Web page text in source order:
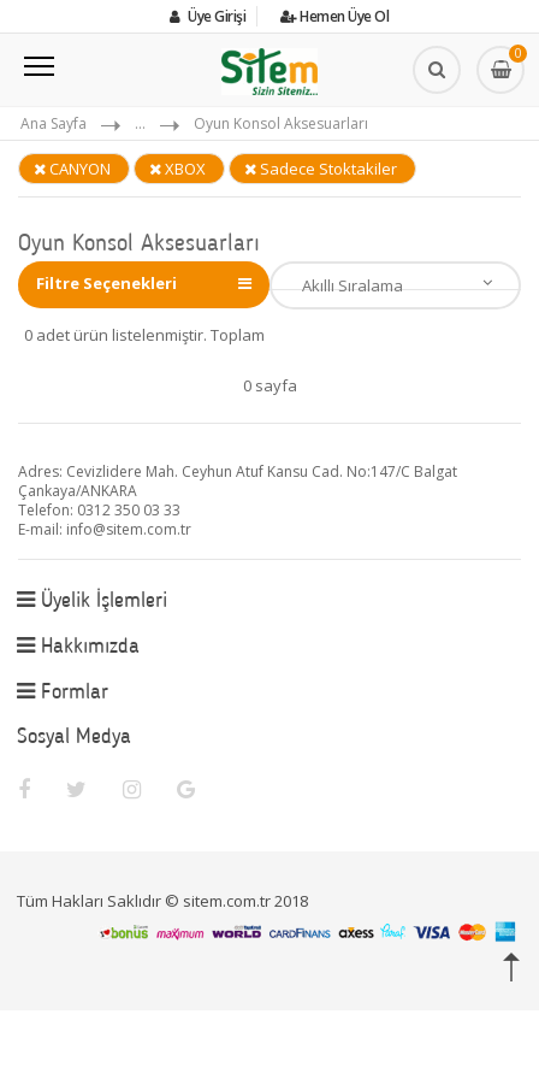
Üye Girişi Hemen Üye Ol
0
Ana Sayfa ... Oyun Konsol Aksesuarları
CANYON XBOX Sadece Stoktakiler
Oyun Konsol Aksesuarları
Filtre Seçenekleri
0 adet ürün listelenmiştir. Toplam
0 sayfa
Adres: Cevizlidere Mah. Ceyhun Atuf Kansu Cad. No:147/C Balgat
Çankaya/ANKARA
Telefon: 0312 350 03 33
E-mail: info@sitem.com.tr
Üyelik İşlemleri
Hakkımızda
Formlar
Sosyal Medya
Tüm Hakları Saklıdır © sitem.com.tr 2018